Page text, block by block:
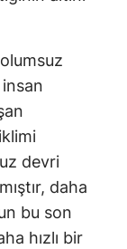
devri
daha
bu son
hızlı bir